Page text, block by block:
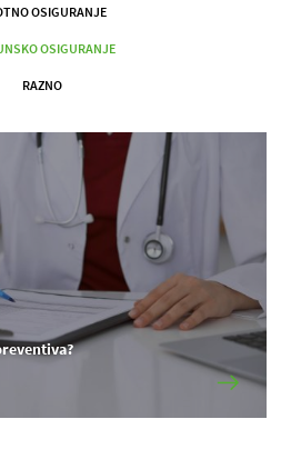
OSIGURANJE
OSIGURANJE
RAZNO